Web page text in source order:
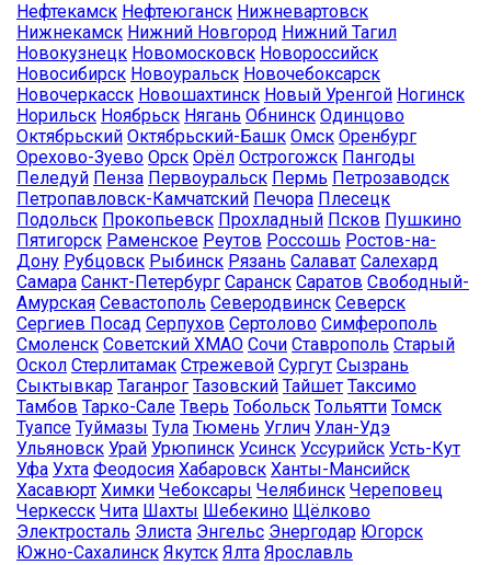
Нефтекамск Нефтеюганск Нижневартовск
Нижнекамск Нижний Новгород Нижний Тагил
Новокузнецк Новомосковск Новороссийск
Новосибирск Новоуральск Новочебоксарск
Новочеркасск Новошахтинск Новый Уренгой Ногинск
Норильск Ноябрьск Нягань Обнинск Одинцово
Октябрьский Октябрьский-Башк Омск Оренбург
Орехово-Зуево Орск Орёл Острогожск Пангоды
Пеледуй Пенза Первоуральск Пермь Петрозаводск
Петропавловск-Камчатский Печора Плесецк
Подольск Прокопьевск Прохладный Псков Пушкино
Пятигорск Раменское Реутов Россошь Ростов-на-
Дону Рубцовск Рыбинск Рязань Салават Салехард
Самара Санкт-Петербург Саранск Саратов Свободный-
Амурская Севастополь Северодвинск Северск
Сергиев Посад Серпухов Сертолово Симферополь
Смоленск Советский ХМАО Сочи Ставрополь Старый
Оскол Стерлитамак Стрежевой Сургут Сызрань
Сыктывкар Таганрог Тазовский Тайшет Таксимо
Тамбов Тарко-Сале Тверь Тобольск Тольятти Томск
Туапсе Туймазы Тула Тюмень Углич Улан-Удэ
Ульяновск Урай Урюпинск Усинск Уссурийск Усть-Кут
Уфа Ухта Феодосия Хабаровск Ханты-Мансийск
Хасавюрт Химки Чебоксары Челябинск Череповец
Черкесск Чита Шахты Шебекино Щёлково
Электросталь Элиста Энгельс Энергодар Югорск
Южно-Сахалинск Якутск Ялта Ярославль